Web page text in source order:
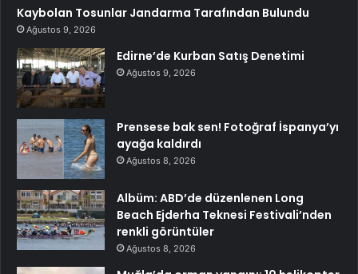
Kaybolan Tosunlar Jandarma Tarafından Bulundu
Ağustos 9, 2026
Edirne’de Kurban Satış Denetimi
Ağustos 9, 2026
Prensese bak sen! Fotoğraf İspanya’yı
ayağa kaldırdı
Ağustos 8, 2026
Albüm: ABD’de düzenlenen Long
Beach Ejderha Teknesi Festivali’nden
renkli görüntüler
Ağustos 8, 2026